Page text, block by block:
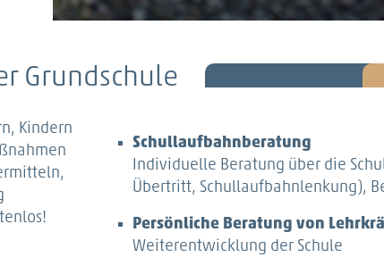
Grundschule
Kindern
Schullaufbahnberatung
Individuelle Beratung über die
Übertritt, Schullaufbahnlenkung),
Persönliche Beratung von
Weiterentwicklung der Schule